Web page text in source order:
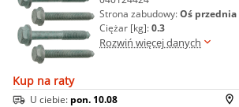
Strona zabudowy:Oś przednia
Ciężar [kg]:0.3
Rozwiń więcej danych
Kup na raty
U ciebie: pon. 10.08